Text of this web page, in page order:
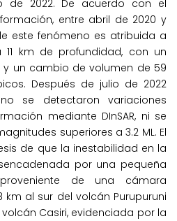
de 2022. De acuerdo con el
entre abril de 2020 y
este fenómeno es atribuida a
km de profundidad, con un
y un cambio de volumen de 59
Después de julio de 2022
se detectaron variaciones
mediante DInSAR, ni se
superiores a 3.2 ML. El
de que la inestabilidad en la
por una pequeña
de una cámara
al sur del volcán Purupuruni
Casiri, evidenciada por la